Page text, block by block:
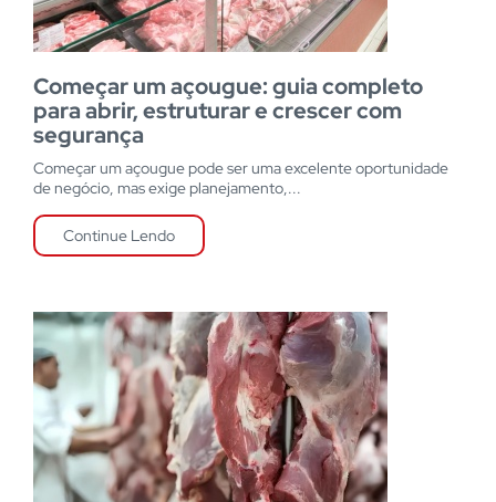
Começar um açougue: guia completo
para abrir, estruturar e crescer com
segurança
Começar um açougue pode ser uma excelente oportunidade
de negócio, mas exige planejamento,...
Continue Lendo